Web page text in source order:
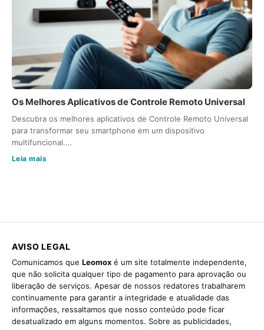
Os Melhores Aplicativos de Controle Remoto Universal
Descubra os melhores aplicativos de Controle Remoto Universal
para transformar seu smartphone em um dispositivo
multifuncional.…
Leia mais
AVISO LEGAL
Comunicamos que Leomox é um site totalmente independente,
que não solicita qualquer tipo de pagamento para aprovação ou
liberação de serviços. Apesar de nossos redatores trabalharem
continuamente para garantir a integridade e atualidade das
informações, ressaltamos que nosso conteúdo pode ficar
desatualizado em alguns momentos. Sobre as publicidades,